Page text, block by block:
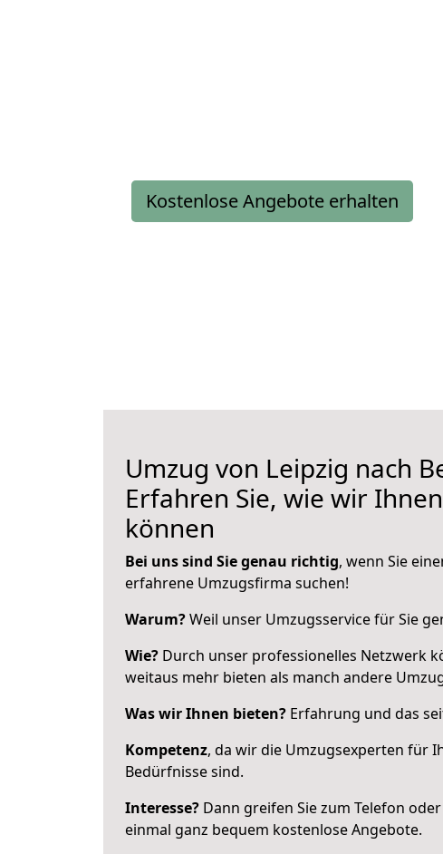
Kostenlose Angebote erhalten
Umzug von Leipzig nach
Erfahren Sie, wie wir
können
Bei uns sind Sie genau richtig, wenn Sie
erfahrene Umzugsfirma suchen!
Warum?Weil unser Umzugsservice für Sie
Wie? Durch unser professionelles Netzwerk
weitaus mehr bieten als manch andere
Was wir Ihnen bieten? Erfahrung und das
Kompetenz, da wir die Umzugsexperten für
Bedürfnisse sind.
Interesse? Dann greifen Sie zum Telefon
einmal ganz bequem kostenlose Angebote.